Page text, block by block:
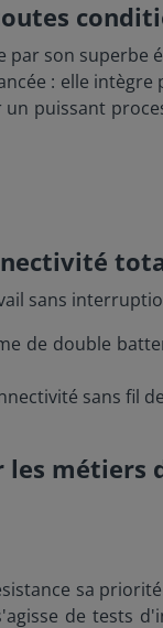
par son superbe
: elle intègre
puissant
sans
de double
sans fil
métiers
sa
de tests